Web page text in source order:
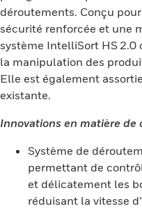
déroutements. Conçu
sécurité renforcée et une
système IntelliSort HS 2.0
la manipulation des
Elle est également
existante.
Innovations en matière de
Système de
permettant de
et délicatement les
réduisant la vitesse